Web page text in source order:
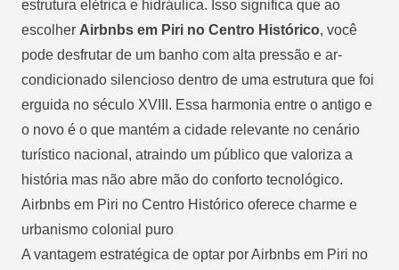
estrutura elétrica e hidráulica. Isso significa que ao
escolher Airbnbs em Piri no Centro Histórico, você
pode desfrutar de um banho com alta pressão e ar-
condicionado silencioso dentro de uma estrutura que foi
erguida no século XVIII. Essa harmonia entre o antigo e
o novo é o que mantém a cidade relevante no cenário
turístico nacional, atraindo um público que valoriza a
história mas não abre mão do conforto tecnológico.
Airbnbs em Piri no Centro Histórico oferece charme e
urbanismo colonial puro
A vantagem estratégica de optar por Airbnbs em Piri no